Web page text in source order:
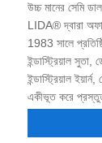
উচ্চ মানের সেমি
LIDA® দ্বারা
1983 সালে
ইন্ডাস্ট্রিয়াল
ইন্ডাস্ট্রিয়াল
একীভূত করে
ব্যবসায় বর্তমানে